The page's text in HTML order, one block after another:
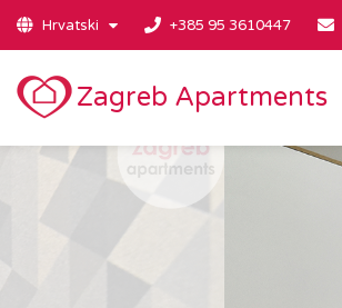
Hrvatski +385 95 3610447
Zagreb Apartments